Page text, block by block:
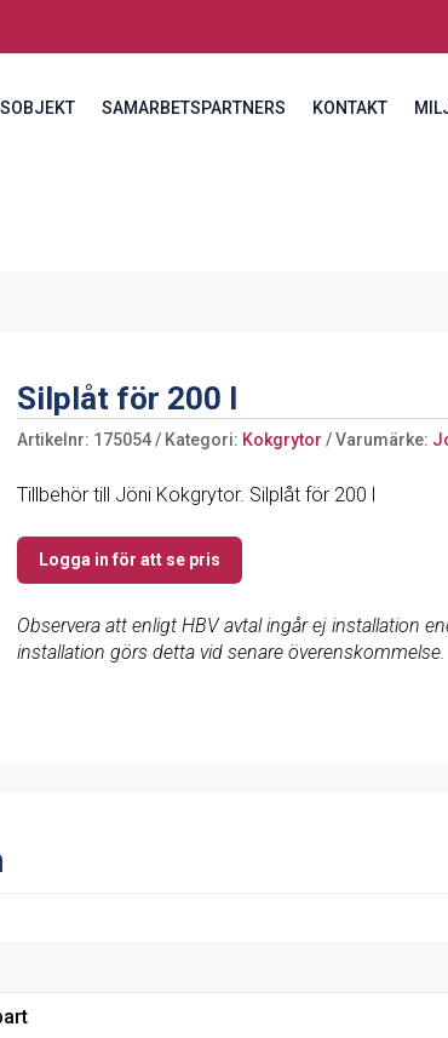
SAMARBETSPARTNERS KONTAKT
Silplåt för 200 l
Artikelnr: 175054 Kategori: Kokgrytor Varumärke:
Tillbehör till Jöni Kokgrytor. Silplåt för 200 l
Logga in för att se pris
Observera att enligt HBV avtal ingår ej installation
installation görs detta vid senare överenskommelse.